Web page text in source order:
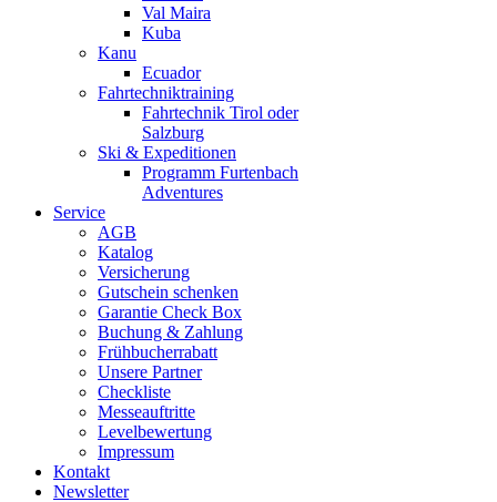
Val Maira
Kuba
Kanu
Ecuador
Fahrtechniktraining
Fahrtechnik Tirol oder
Salzburg
Ski & Expeditionen
Programm Furtenbach
Adventures
Service
AGB
Katalog
Versicherung
Gutschein schenken
Garantie Check Box
Buchung & Zahlung
Frühbucherrabatt
Unsere Partner
Checkliste
Messeauftritte
Levelbewertung
Impressum
Kontakt
Newsletter